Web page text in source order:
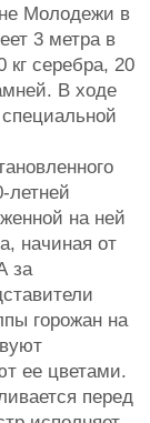
Молодежи в
3 метра в
кг серебра, 20
В ходе
летней
на ней
начиная от
за
горожан на
ее цветами.
перед